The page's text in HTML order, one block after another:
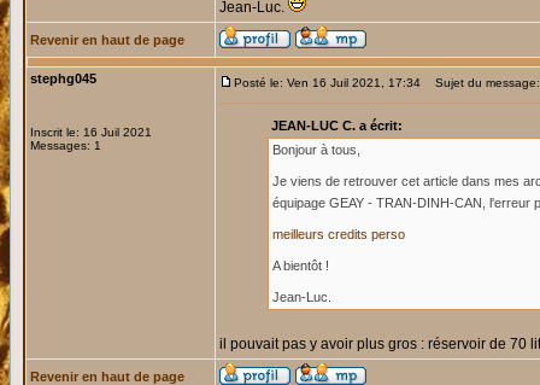
Jean-Luc.
Revenir en haut de page
stephg045
Inscrit le: 16 Juil 2021
Messages: 1
Posté le: Ven 16 Juil 2021, 17:34 Sujet du
JEAN-LUC C. a écrit:
Bonjour à tous,
Je viens de retrouver cet article dans mes
équipage GEAY - TRAN-DINH-CAN, l'erreur
meilleurs credits perso
A bientôt !
Jean-Luc.
il pouvait pas y avoir plus gros : réservoir de 70
Revenir en haut de page